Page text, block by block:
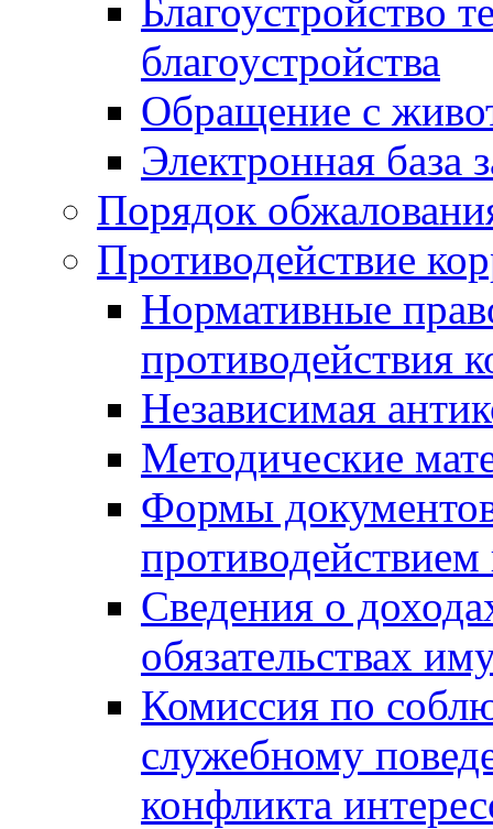
Благоустройство
благоустройства
Обращение с
Электронная база
Порядок
Противодействие
Нормативные
противодействия
Независимая
Методические
Формы
Сведения о
обязательствах
Комиссия по
служебному
конфликта